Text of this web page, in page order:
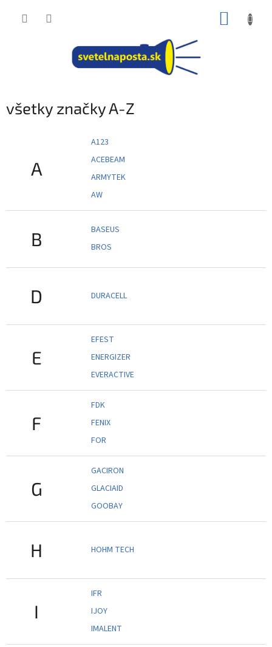
všetky značky A-Z
A
A123
ACEBEAM
ARMYTEK
AW
B
BASEUS
BROS
D DURACELL
E
EFEST
ENERGIZER
EVERACTIVE
F
FDK
FENIX
FOR
G
GACIRON
GLACIAID
GOOBAY
H HOHM TECH
I
IFR
IJOY
IMALENT